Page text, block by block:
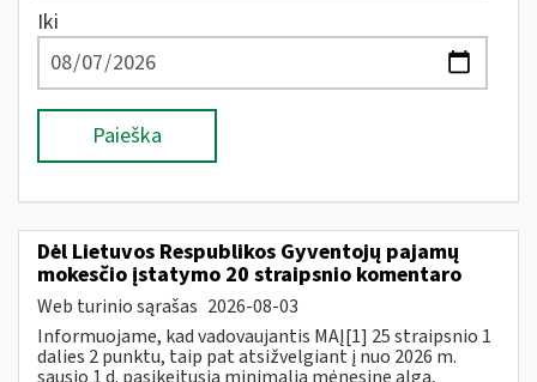
Iki
Paieška
Dėl Lietuvos Respublikos Gyventojų pajamų
mokesčio įstatymo 20 straipsnio komentaro
Web turinio sąrašas 2026-08-03
Informuojame, kad vadovaujantis MAĮ[1] 25 straipsnio 1
dalies 2 punktu, taip pat atsižvelgiant į nuo 2026 m.
sausio 1 d. pasikeitusią minimalią mėnesinę algą,